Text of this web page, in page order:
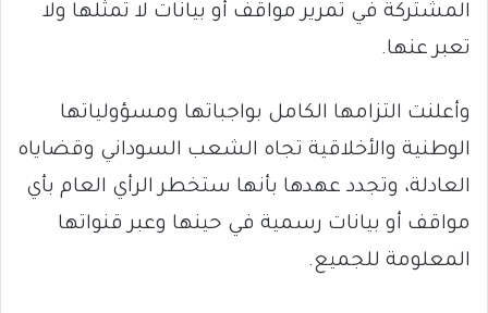
المشتركة في تمرير مواقف أو بيانات لا تمثلها ولا
تعبر عنها.
وأعلنت التزامها الكامل بواجباتها ومسؤولياتها
الوطنية والأخلاقية تجاه الشعب السوداني وقضاياه
العادلة، وتجدد عهدها بأنها ستخطر الرأي العام بأي
مواقف أو بيانات رسمية في حينها وعبر قنواتها
المعلومة للجميع.